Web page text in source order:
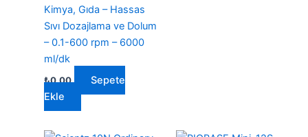
Kimya, Gıda – Hassas
Sıvı Dozajlama ve Dolum
– 0.1-600 rpm – 6000
ml/dk
₺0,00
Sepete
Ekle